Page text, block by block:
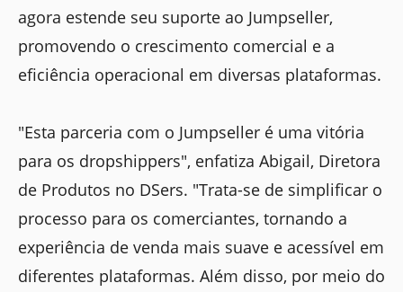
agora estende seu suporte ao Jumpseller,
promovendo o crescimento comercial e a
eficiência operacional em diversas plataformas.
"Esta parceria com o Jumpseller é uma vitória
para os dropshippers", enfatiza Abigail, Diretora
de Produtos no DSers. "Trata-se de simplificar o
processo para os comerciantes, tornando a
experiência de venda mais suave e acessível em
diferentes plataformas. Além disso, por meio do